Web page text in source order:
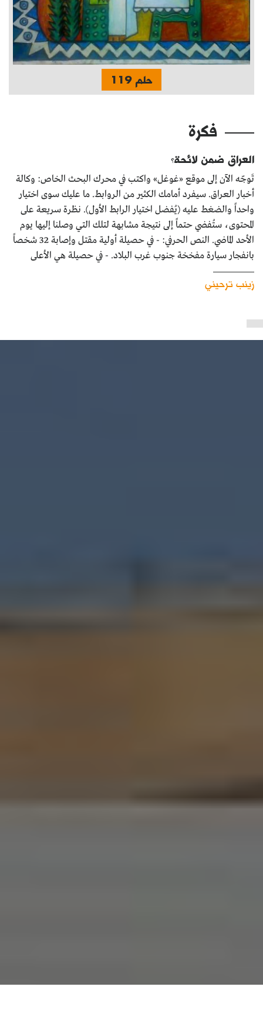
حلم 119
فكرة
العراق ضمن لائحة؟
تَوجّه الآن إلى موقع «غوغل» واكتب في محرك البحث الخاص: وكالة
أخبار العراق. سيفرد أمامك الكثير من الروابط. ما عليك سوى اختيار
واحداً والضغط عليه (يُفضل اختيار الرابط الأول). نظرة سريعة على
المحتوى، ستُفضي حتماً إلى نتيجة مشابهة لتلك التي وصلنا إليها يوم
الأحد الماضي. النص الحرفي: - في حصيلة أولية مقتل وإصابة 32 شخصاً
بانفجار سيارة مفخخة جنوب غرب البلاد. - في حصيلة هي الأعلى
زينب ترحيني